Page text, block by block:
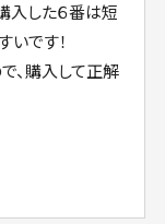
入した６番は短
いです！
、購入して正解